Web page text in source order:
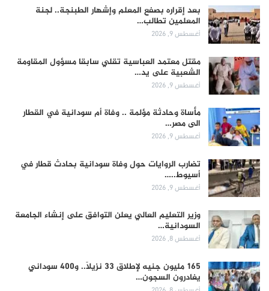
بعد إقراره بصفع المعلم وإشهار الطبنجة.. لجنة
المعلمين تطالب…
أغسطس 9, 2026
مقتل معتمد العباسية تقلي سابقا مسؤول المقاومة
الشعبية على يد…
أغسطس 9, 2026
مأساة وحادثة مؤلمة .. وفاة أم سودانية في القطار
الى مصر…
أغسطس 9, 2026
تضارب الروايات حول وفاة سودانية بحادث قطار في
أسيوط..…
أغسطس 9, 2026
وزير التعليم العالي يعلن التوافق على إنشاء الجامعة
السودانية…
أغسطس 8, 2026
165 مليون جنيه لإطلاق 33 نزيلاً.. و400 سوداني
يغادرون السجون…